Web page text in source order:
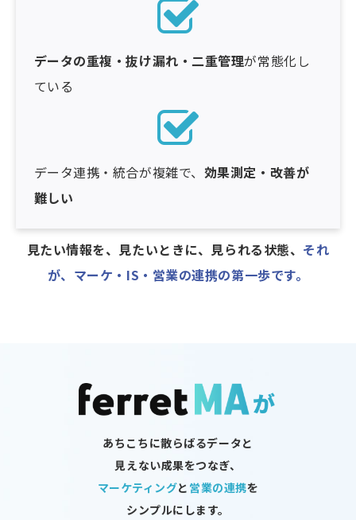
データの重複・抜け漏れ・二重管理が常態化し
ている
データ連携・統合が複雑で、 効果測定・改善が
難しい
見たい情報を、見たいときに、見られる状態、 それ
が、マーケ・IS・営業の連携の第一歩です。
あちこちに散らばるデータと
見えない成果をつなぎ、
マーケティングと 営業の連携を
シンプルにします。